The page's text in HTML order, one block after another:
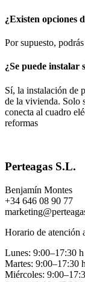
¿Existen opciones
Por supuesto,
¿Se puede instalar
Sí, la instalación de
de la vivienda. Solo
conecta al cuadro
reformas
Perteagas S.L.
Benjamín Montes
+34 646 08 90 77
Horario de atención
Lunes: 9:00–17:30 h
Martes: 9:00–17:30 h
Miércoles: